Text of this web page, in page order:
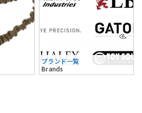
ブランド一覧
Brands